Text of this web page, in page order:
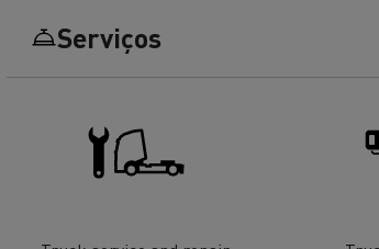
Renault
Serviços